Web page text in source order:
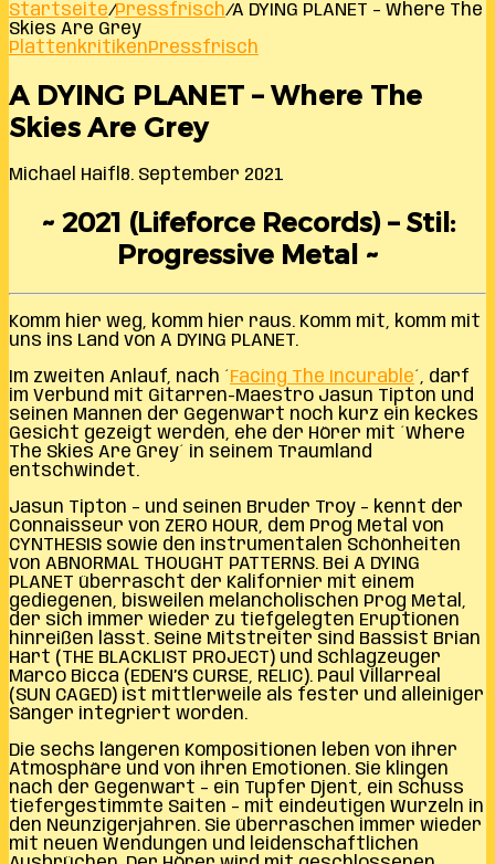
Startseite/Pressfrisch/A DYING PLANET – Where The
Skies Are Grey
PlattenkritikenPressfrisch
A DYING PLANET – Where The
Skies Are Grey
Michael Haifl 8. September 2021
~ 2021 (Lifeforce Records) – Stil:
Progressive Metal ~
Komm hier weg, komm hier raus. Komm mit, komm mit
uns ins Land von A DYING PLANET.
Im zweiten Anlauf, nach ´ Facing The Incurable´, darf
im Verbund mit Gitarren-Maestro Jasun Tipton und
seinen Mannen der Gegenwart noch kurz ein keckes
Gesicht gezeigt werden, ehe der Hörer mit ´Where
The Skies Are Grey´ in seinem Traumland
entschwindet.
Jasun Tipton – und seinen Bruder Troy – kennt der
Connaisseur von ZERO HOUR, dem Prog Metal von
CYNTHESIS sowie den instrumentalen Schönheiten
von ABNORMAL THOUGHT PATTERNS. Bei A DYING
PLANET überrascht der Kalifornier mit einem
gediegenen, bisweilen melancholischen Prog Metal,
der sich immer wieder zu tiefgelegten Eruptionen
hinreißen lässt. Seine Mitstreiter sind Bassist Brian
Hart (THE BLACKLIST PROJECT) und Schlagzeuger
Marco Bicca (EDEN’S CURSE, RELIC). Paul Villarreal
(SUN CAGED) ist mittlerweile als fester und alleiniger
Sänger integriert worden.
Die sechs längeren Kompositionen leben von ihrer
Atmosphäre und von ihren Emotionen. Sie klingen
nach der Gegenwart – ein Tupfer Djent, ein Schuss
tiefergestimmte Saiten – mit eindeutigen Wurzeln in
den Neunzigerjahren. Sie überraschen immer wieder
mit neuen Wendungen und leidenschaftlichen